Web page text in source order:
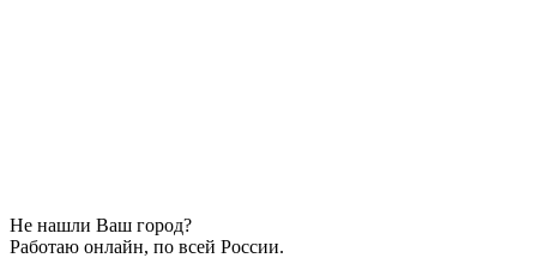
Не нашли Ваш город?
Работаю онлайн, по всей России.